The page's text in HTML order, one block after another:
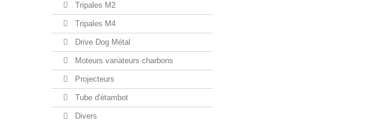
Tripales M2
Tripales M4
Drive Dog Métal
Moteurs variateurs charbons
Projecteurs
Tube d'étambot
Divers